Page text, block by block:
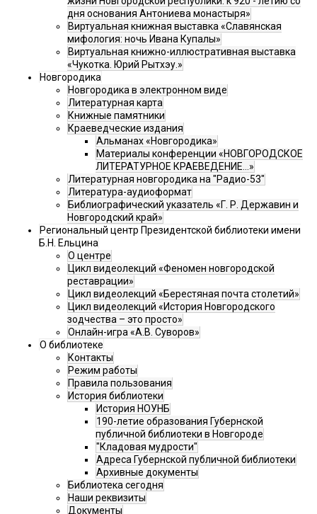
дня основания Антониева монастыря»
Виртуальная книжная выставка «Славянская
мифология: ночь Ивана Купалы»
Виртуальная книжно-иллюстративная выставка
«Чукотка. Юрий Рытхэу.»
Новгородика
Новгородика в электронном виде
Литературная карта
Книжные памятники
Краеведческие издания
Альманах «Новгородика»
Материалы конференции «НОВГОРОДСКОЕ
ЛИТЕРАТУРНОЕ КРАЕВЕДЕНИЕ...»
Литературная новгородика на "Радио-53"
Литература-аудиоформат
Библиографический указатель «Г. Р. Державин и
Новгородский край»
Региональный центр Президентской библиотеки имени
Б.Н. Ельцина
О центре
Цикл видеолекций «Феномен новгородской
реставрации»
Цикл видеолекций «Берестяная почта столетий»
Цикл видеолекций «История Новгородского
зодчества – это просто»
Онлайн-игра «А.В. Суворов»
О библиотеке
Контакты
Режим работы
Правила пользования
История библиотеки
История НОУНБ
190-летие образования Губернской
публичной библиотеки в Новгороде
"Кладовая мудрости"
Адреса Губернской публичной библиотеки
Архивные документы
Библиотека сегодня
Наши реквизиты
Документы